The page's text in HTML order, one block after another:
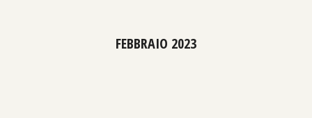
FEBBRAIO 2023